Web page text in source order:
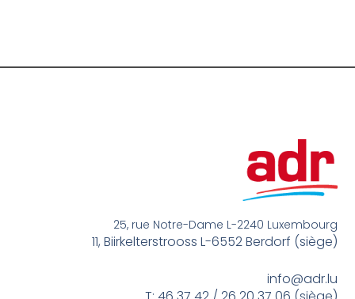
25, rue Notre-Dame L-2240 Luxembourg
11, Biirkelterstrooss L-6552 Berdorf (siège)
info@adr.lu